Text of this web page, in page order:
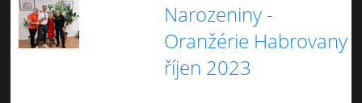
Narozeniny -
Oranžérie Habrovany
říjen 2023